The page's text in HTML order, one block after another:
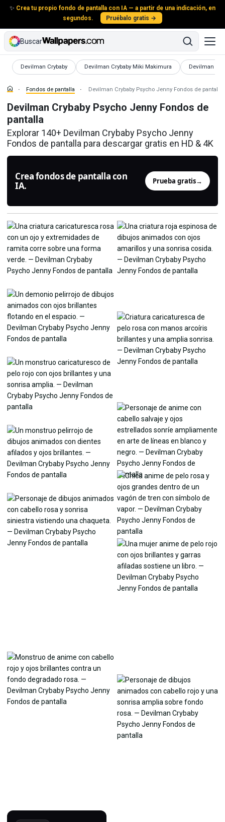
✨ Crea tu propio fondo de pantalla con IA — a partir de una indicación, en
segundos.
Pruébalo gratis →
Buscar
Devilman Crybaby
Fondos de pantalla Devilman Crybaby Miki Makimura
Fondos de pantalla Devilman
Fondos de
Fondos de pantalla Devilman Crybaby Psycho Jenny Fondos de pantalla
Devilman Crybaby Psycho Jenny Fondos de
pantalla
Explorar 140+ Devilman Crybaby Psycho Jenny
Fondos de pantalla para descargar gratis en HD & 4K
Crea fondos de pantalla con
IA.
Prueba gratis→